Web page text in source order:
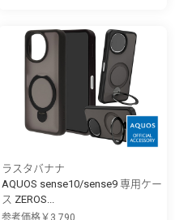
ラスタバナナ
AQUOS sense10/sense9 専用ケー
ス ZEROS...